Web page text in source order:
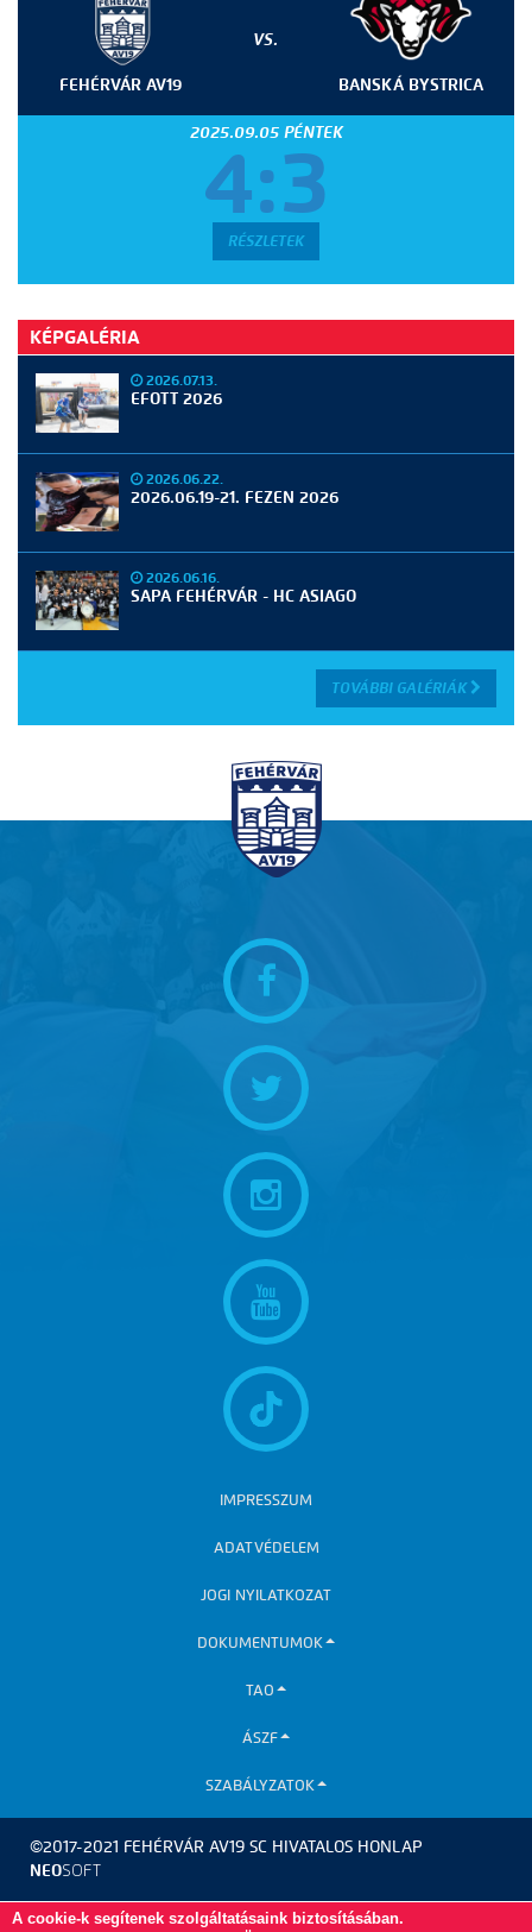
A cookie-k segítenek szolgáltatásaink biztosításában.
FEHÉRVÁR AV19
VS.
BANSKÁ BYSTRICA
2025.09.05 PÉNTEK
4:3
RÉSZLETEK
KÉPGALÉRIA
2026.07.13.
EFOTT 2026
2026.06.22.
2026.06.19-21. FEZEN 2026
2026.06.16.
SAPA FEHÉRVÁR - HC ASIAGO
TOVÁBBI GALÉRIÁK
IMPRESSZUM
ADATVÉDELEM
JOGI NYILATKOZAT
DOKUMENTUMOK
TAO
ÁSZF
SZABÁLYZATOK
©2017-2021 FEHÉRVÁR AV19 SC HIVATALOS HONLAP
NEOSOFT